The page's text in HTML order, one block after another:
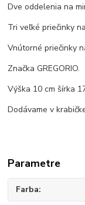
Dve oddelenia na
Tri veľké priečinky
Vnútorné priečinky
Značka GREGORIO.
Výška 10 cm šírka
Dodávame v
Parametre
Farba